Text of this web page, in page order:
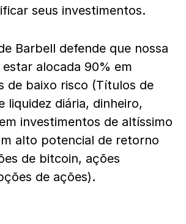
seus investimentos.
Barbell defende que nossa
alocada 90% em
de baixo risco (Títulos de
liquidez diária, dinheiro,
investimentos de altíssimo
alto potencial de retorno
de bitcoin, ações
de ações).